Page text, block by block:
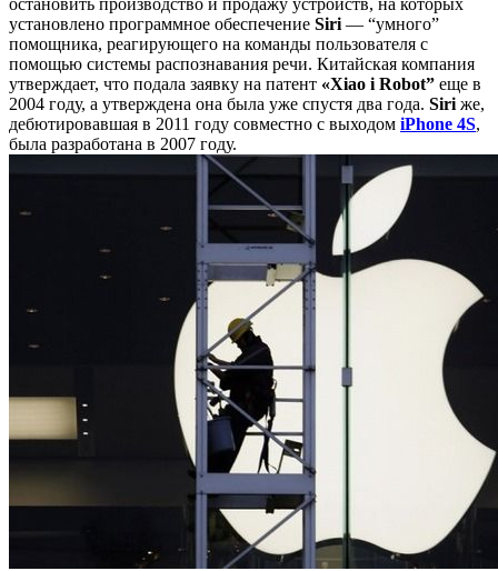
установлено программное обеспечение Siri — “умного”
помощника, реагирующего на команды пользователя с
помощью системы распознавания речи. Китайская компания
утверждает, что подала заявку на патент «Xiao i Robot” еще в
2004 году, а утверждена она была уже спустя два года. Siri же,
дебютировавшая в 2011 году совместно с выходом iPhone 4S,
была разработана в 2007 году.